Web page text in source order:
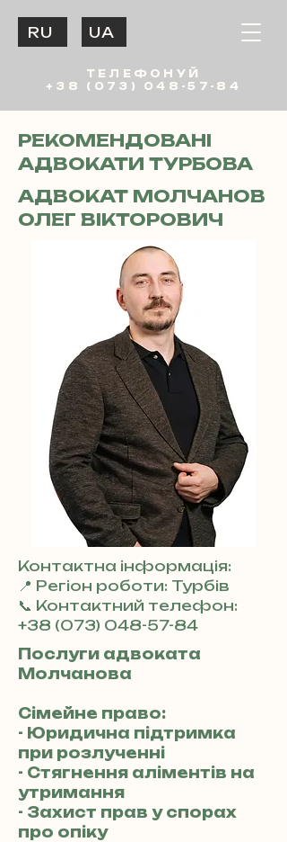
ТЕЛЕФОНУЙ
+38 (073) 048-57-84
UA
RU
РЕКОМЕНДОВАНІ
АДВОКАТИ ТУРБОВА
АДВОКАТ МОЛЧАНОВ
ОЛЕГ ВІКТОРОВИЧ
Контактна інформація:
📍 Регіон роботи: Турбів
📞 Контактний телефон:
+38 (073) 048-57-84
Послуги адвоката
Молчанова
Сімейне право:
- Юридична підтримка
при розлученні
- Стягнення аліментів на
утримання
- Захист прав у спорах
про опіку